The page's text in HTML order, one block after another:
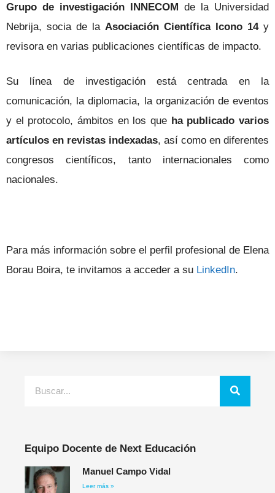
Grupo de investigación INNECOM de la Universidad
Nebrija, socia de la Asociación Científica Icono 14y
revisora en varias publicaciones científicas de impacto.
Su línea de investigación está centrada en la
comunicación, la diplomacia, la organización de eventos
y el protocolo, ámbitos en los que ha publicado varios
artículos en revistas indexadas, así como en diferentes
congresos científicos, tanto internacionales como
nacionales.
Para más información sobre el perfil profesional de Elena
Borau Boira, te invitamos a acceder a su LinkedIn.
Equipo Docente de Next Educación
Manuel Campo Vidal
Leer más »